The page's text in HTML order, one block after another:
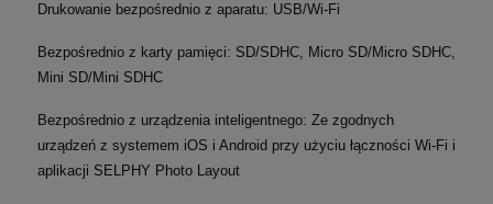
Drukowanie bezpośrednio z aparatu: USB/Wi-Fi
Bezpośrednio z karty pamięci: SD/SDHC, Micro SD/Micro SDHC,
Mini SD/Mini SDHC
Bezpośrednio z urządzenia inteligentnego: Ze zgodnych
urządzeń z systemem iOS i Android przy użyciu łączności Wi-Fi i
aplikacji SELPHY Photo Layout